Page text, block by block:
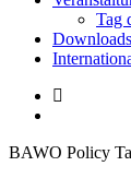
Tag
Downloads
BAWO Policy